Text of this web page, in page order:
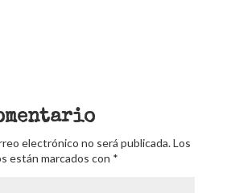
electrónico no será publicada.Los
están marcados con *